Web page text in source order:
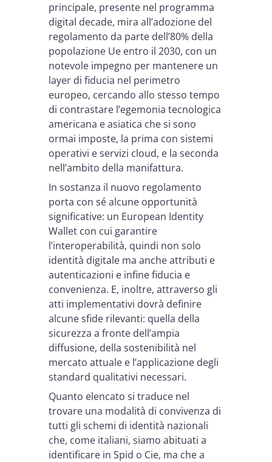
principale, presente nel programma
digital decade, mira all’adozione del
regolamento da parte dell’80% della
popolazione Ue entro il 2030, con un
notevole impegno per mantenere un
layer di fiducia nel perimetro
europeo, cercando allo stesso tempo
di contrastare l’egemonia tecnologica
americana e asiatica che si sono
ormai imposte, la prima con sistemi
operativi e servizi cloud, e la seconda
nell’ambito della manifattura.
In sostanza il nuovo regolamento
porta con sé alcune opportunità
significative: un European Identity
Wallet con cui garantire
l’interoperabilità, quindi non solo
identità digitale ma anche attributi e
autenticazioni e infine fiducia e
convenienza. E, inoltre, attraverso gli
atti implementativi dovrà definire
alcune sfide rilevanti: quella della
sicurezza a fronte dell’ampia
diffusione, della sostenibilità nel
mercato attuale e l’applicazione degli
standard qualitativi necessari.
Quanto elencato si traduce nel
trovare una modalità di convivenza di
tutti gli schemi di identità nazionali
che, come italiani, siamo abituati a
identificare in Spid o Cie, ma che a